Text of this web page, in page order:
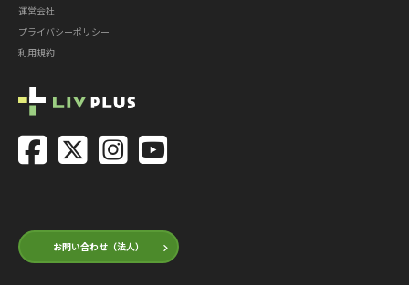
お問い合わせ（法人）
運営会社
プライバシーポリシー
利用規約